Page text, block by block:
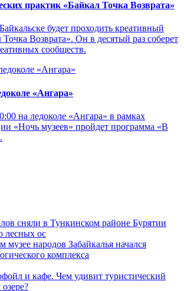
практик «Байкал Точка Возврата»
будет проходить креативный
Точка Возврата». Он в десятый раз соберет
сообществ.
«Ангара»
на ледоколе «Ангара» в рамках
«Ночь музеев» пройдет программа «В
сняли в Тункинском районе Бурятии
лесных ос
музее народов Забайкалья начался
комплекса
и кафе. Чем удивит туристический